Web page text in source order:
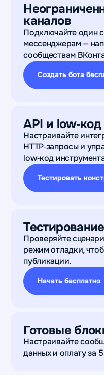
каналов
Подключайте один
мессенджерам —
сообществам
Создать бота
API и low‑код
Настраивайте
HTTP‑запросы и
low‑код
Тестировать
Проверяйте
режим отладки,
публикации.
Начать бесплатно
Готовые
Настраивайте
данных и оплату за